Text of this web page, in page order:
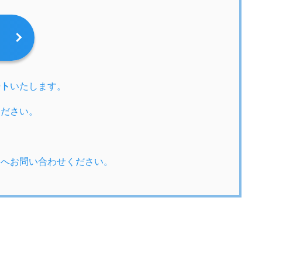
いたします。
さい。
お問い合わせください。